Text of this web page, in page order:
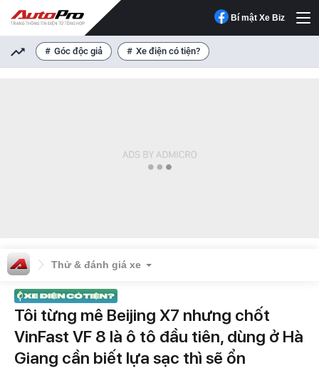
Bí mật Xe Biz
Góc độc giả Xe điện có tiện?
Thử & đánh giá xe
Tôi từng mê Beijing X7 nhưng chốt
VinFast VF 8 là ô tô đầu tiên, dùng ở Hà
Giang cần biết lựa sạc thì sẽ ổn